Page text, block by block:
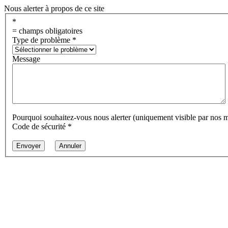
Nous alerter à propos de ce site
*
= champs obligatoires
Type de problème *
Message
Pourquoi souhaitez-vous nous alerter (uniquement visible par nos
Code de sécurité *